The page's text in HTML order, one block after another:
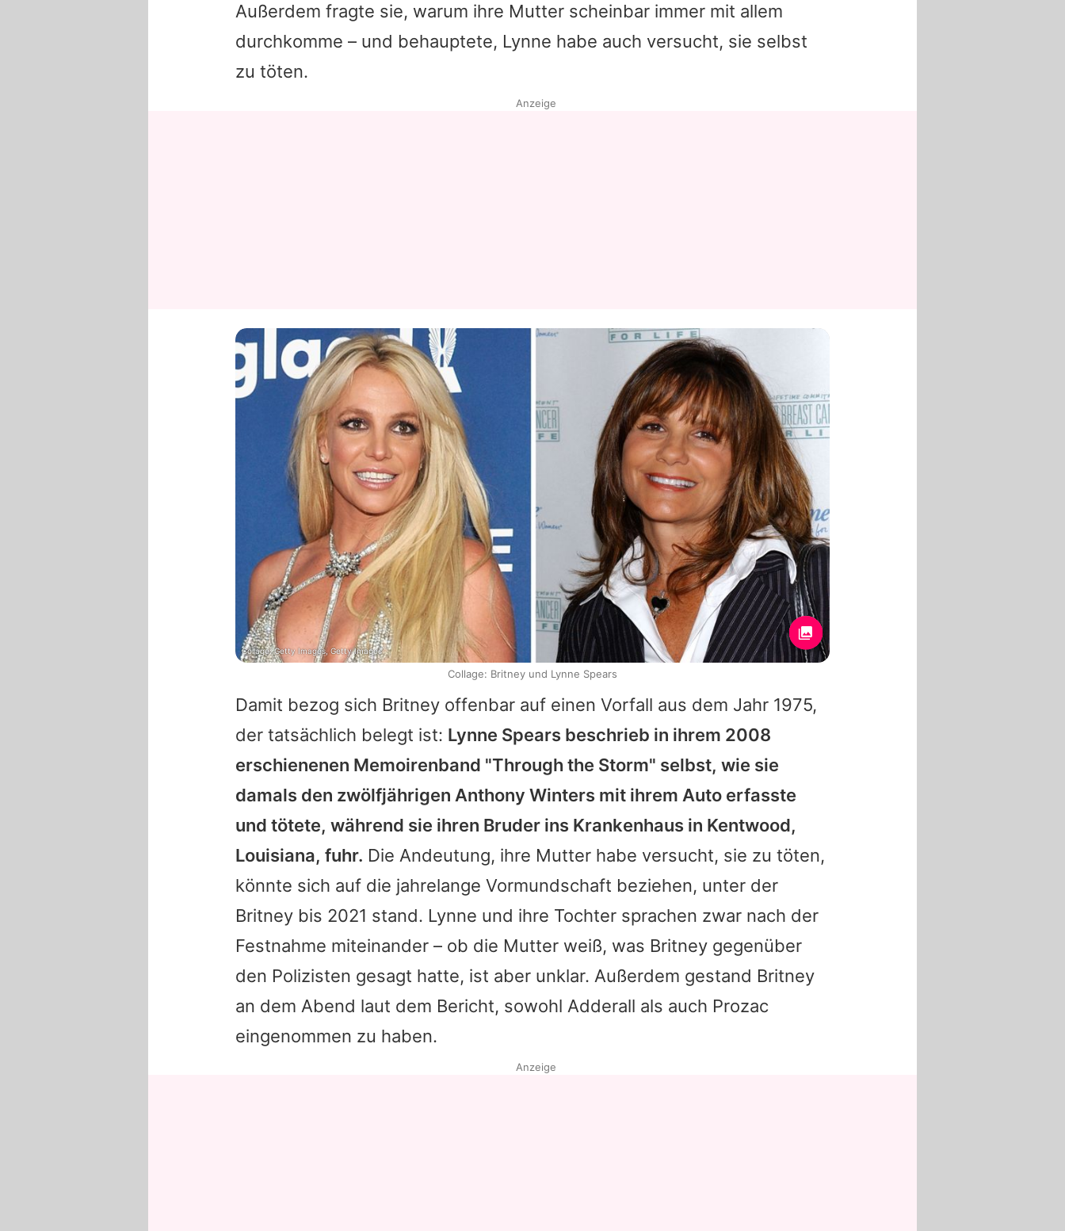
Nutzungsbedingungen
Utiq verwalten
Außerdem fragte sie, warum ihre Mutter scheinbar immer mit allem
durchkomme – und behauptete, Lynne habe auch versucht, sie selbst
zu töten.
Damit bezog sich Britney offenbar auf einen Vorfall aus dem Jahr 1975,
der tatsächlich belegt ist: Lynne Spears beschrieb in ihrem 2008
erschienenen Memoirenband "Through the Storm" selbst, wie sie
damals den zwölfjährigen Anthony Winters mit ihrem Auto erfasste
und tötete, während sie ihren Bruder ins Krankenhaus in Kentwood,
Louisiana, fuhr. Die Andeutung, ihre Mutter habe versucht, sie zu töten,
könnte sich auf die jahrelange Vormundschaft beziehen, unter der
Britney bis 2021 stand. Lynne und ihre Tochter sprachen zwar nach der
Festnahme miteinander – ob die Mutter weiß, was Britney gegenüber
den Polizisten gesagt hatte, ist aber unklar. Außerdem gestand Britney
an dem Abend laut dem Bericht, sowohl Adderall als auch Prozac
eingenommen zu haben.
Anzeige
Collage: Getty Images, Getty Images
Collage: Britney und Lynne Spears
Anzeige